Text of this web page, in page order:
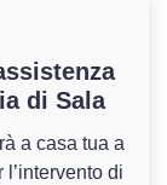
di Sala
a casa tua a
di